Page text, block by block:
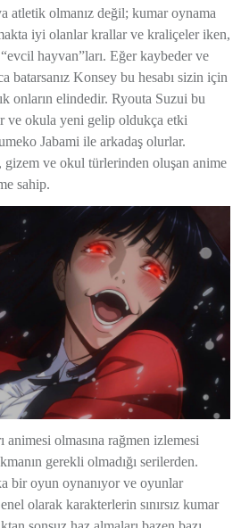
atletik olmanız değil; kumar oynama
iyi olanlar krallar ve kraliçeler iken,
hayvan”ları. Eğer kaybeder ve
batarsanız Konsey bu hesabı sizin için
onların elindedir. Ryouta Suzui bu
ve okula yeni gelip oldukça etki
Jabami ile arkadaş olurlar.
ve okul türlerinden oluşan anime
sahip.
olmasına rağmen izlemesi
gerekli olmadığı serilerden.
bir oyun oynanıyor ve oyunlar
olarak karakterlerin sınırsız kumar